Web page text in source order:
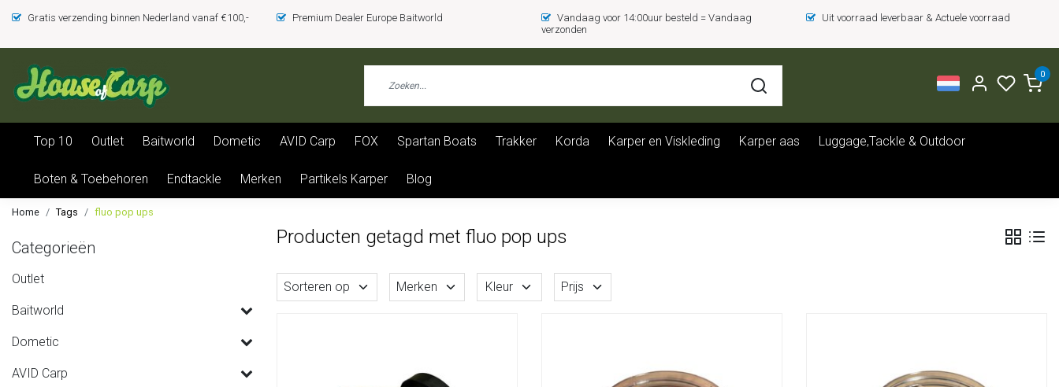
Gratis verzending binnen Nederland vanaf €100,- Premium Dealer Europe Baitworld
Vandaag voor 14:00uur besteld = Vandaag
verzonden
Uit voorraad leverbaar & Actuele voorraad
0
Top 10 Outlet Baitworld Dometic AVID Carp FOX Spartan Boats Trakker Korda Karper en Viskleding Karper aas Luggage,Tackle & Outdoor
Boten & Toebehoren Endtackle Merken Partikels Karper Blog
Home Tags fluo pop ups
Categorieën
Outlet
Baitworld
Dometic
AVID Carp
Producten getagd met fluo pop ups
Sorteren op Merken Kleur Prijs